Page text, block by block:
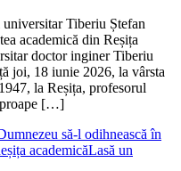
Tiberiu Ștefan
academică din Reșița
doctor inginer Tiberiu
joi, 18 iunie 2026, la vârsta
la Reșița, profesorul
[…]
să-l odihnească în
academicăLasă un